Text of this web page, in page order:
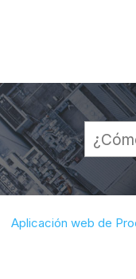
Aplicación web de